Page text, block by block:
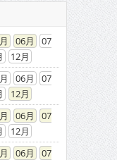
06
07
12
06
07
12
06
07
12
06
07